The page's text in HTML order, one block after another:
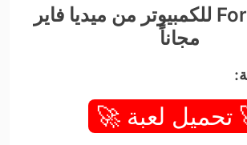
Force North للكمبيوتر من ميديا فاير
مجاناً
تحميل لعبة 🚀